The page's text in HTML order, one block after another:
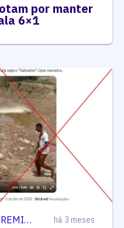
por manter
6×1
DESMENTINDO OS EXTREMISTAS há 3 meses